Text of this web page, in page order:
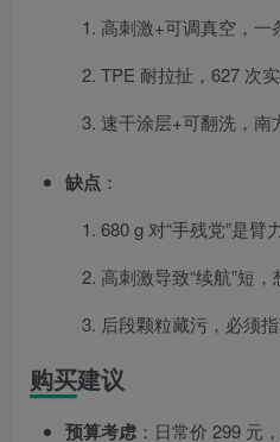
高刺激+可调真空，一
TPE 耐拉扯，627 次
速干涂层+可翻洗，南
缺点 ：
680 g 对“手残党”是臂
高刺激导致“续航”短
后段颗粒藏污，必须指
购买建议
预算考虑 ：日常价 299 元